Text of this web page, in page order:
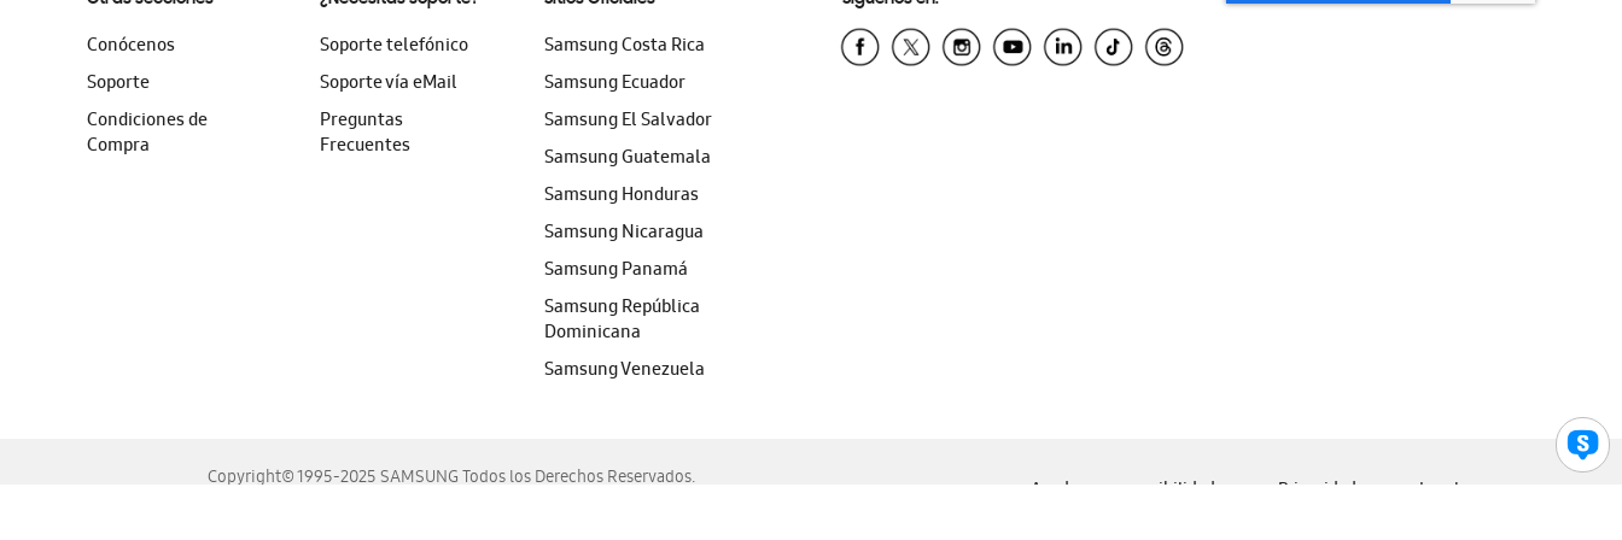
Conócenos
Soporte
Condiciones de
Compra
Soporte telefónico
Soporte vía eMail
Preguntas
Frecuentes
Samsung Costa Rica
Samsung Ecuador
Samsung El Salvador
Samsung Guatemala
Samsung Honduras
Samsung Nicaragua
Samsung Panamá
Samsung República
Dominicana
Samsung Venezuela
Copyright© 1995-2025 SAMSUNG Todos los Derechos Reservados.
Ayuda para accesibilidad Privacidad Legal